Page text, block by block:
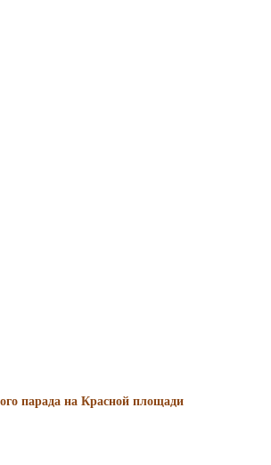
парада на Красной площади